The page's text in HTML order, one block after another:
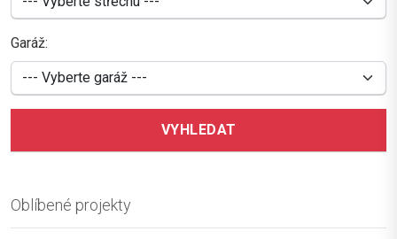
Garáž:
VYHLEDAT
Oblíbené projekty